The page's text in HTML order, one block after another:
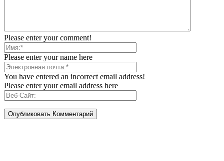
Please enter your comment!
Please enter your name here
You have entered an incorrect email address!
Please enter your email address here